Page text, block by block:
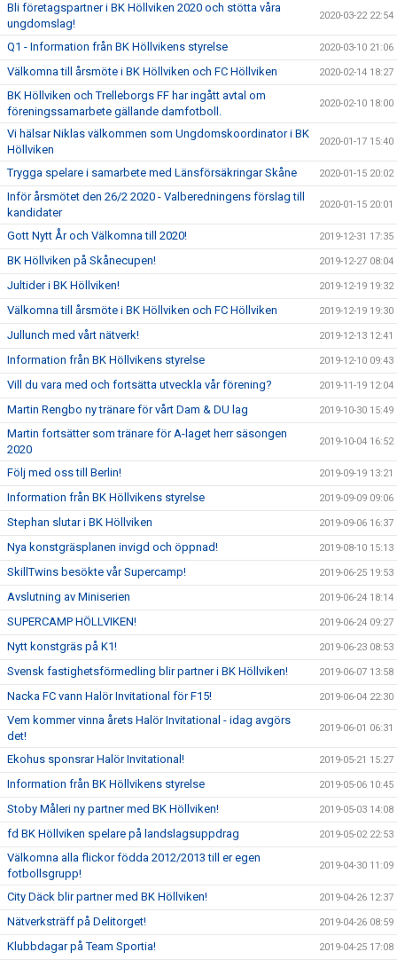
Bli företagspartner i BK Höllviken 2020 och stötta våra
ungdomslag!
2020-03-22 22:54
Q1 - Information från BK Höllvikens styrelse 2020-03-10 21:06
Välkomna till årsmöte i BK Höllviken och FC Höllviken 2020-02-14 18:27
BK Höllviken och Trelleborgs FF har ingått avtal om
föreningssamarbete gällande damfotboll.
2020-02-10 18:00
Vi hälsar Niklas välkommen som Ungdomskoordinator i BK
Höllviken
2020-01-17 15:40
Trygga spelare i samarbete med Länsförsäkringar Skåne 2020-01-15 20:02
Inför årsmötet den 26/2 2020 - Valberedningens förslag till
kandidater
2020-01-15 20:01
Gott Nytt År och Välkomna till 2020! 2019-12-31 17:35
BK Höllviken på Skånecupen! 2019-12-27 08:04
Jultider i BK Höllviken! 2019-12-19 19:32
Välkomna till årsmöte i BK Höllviken och FC Höllviken 2019-12-19 19:30
Jullunch med vårt nätverk! 2019-12-13 12:41
Information från BK Höllvikens styrelse 2019-12-10 09:43
Vill du vara med och fortsätta utveckla vår förening? 2019-11-19 12:04
Martin Rengbo ny tränare för vårt Dam & DU lag 2019-10-30 15:49
Martin fortsätter som tränare för A-laget herr säsongen
2020
2019-10-04 16:52
Följ med oss till Berlin! 2019-09-19 13:21
Information från BK Höllvikens styrelse 2019-09-09 09:06
Stephan slutar i BK Höllviken 2019-09-06 16:37
Nya konstgräsplanen invigd och öppnad! 2019-08-10 15:13
SkillTwins besökte vår Supercamp! 2019-06-25 19:53
Avslutning av Miniserien 2019-06-24 18:14
SUPERCAMP HÖLLVIKEN! 2019-06-24 09:27
Nytt konstgräs på K1! 2019-06-23 08:53
Svensk fastighetsförmedling blir partner i BK Höllviken! 2019-06-07 13:58
Nacka FC vann Halör Invitational för F15! 2019-06-04 22:30
Vem kommer vinna årets Halör Invitational - idag avgörs
det!
2019-06-01 06:31
Ekohus sponsrar Halör Invitational! 2019-05-21 15:27
Information från BK Höllvikens styrelse 2019-05-06 10:45
Stoby Måleri ny partner med BK Höllviken! 2019-05-03 14:08
fd BK Höllviken spelare på landslagsuppdrag 2019-05-02 22:53
Välkomna alla flickor födda 2012/2013 till er egen
fotbollsgrupp!
2019-04-30 11:09
City Däck blir partner med BK Höllviken! 2019-04-26 12:37
Nätverksträff på Delitorget! 2019-04-26 08:59
Klubbdagar på Team Sportia! 2019-04-25 17:08